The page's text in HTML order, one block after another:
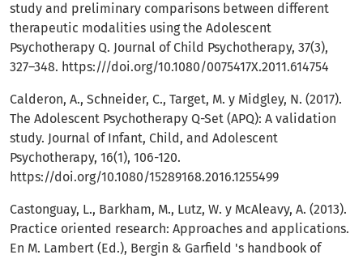
study and preliminary comparisons between different
therapeutic modalities using the Adolescent
Psychotherapy Q. Journal of Child Psychotherapy, 37(3),
327–348. https:///doi.org/10.1080/0075417X.2011.614754
Calderon, A., Schneider, C., Target, M. y Midgley, N. (2017).
The Adolescent Psychotherapy Q-Set (APQ): A validation
study. Journal of Infant, Child, and Adolescent
Psychotherapy, 16(1), 106-120.
https://doi.org/10.1080/15289168.2016.1255499
Castonguay, L., Barkham, M., Lutz, W. y McAleavy, A. (2013).
Practice oriented research: Approaches and applications.
En M. Lambert (Ed.), Bergin & Garfield 's handbook of